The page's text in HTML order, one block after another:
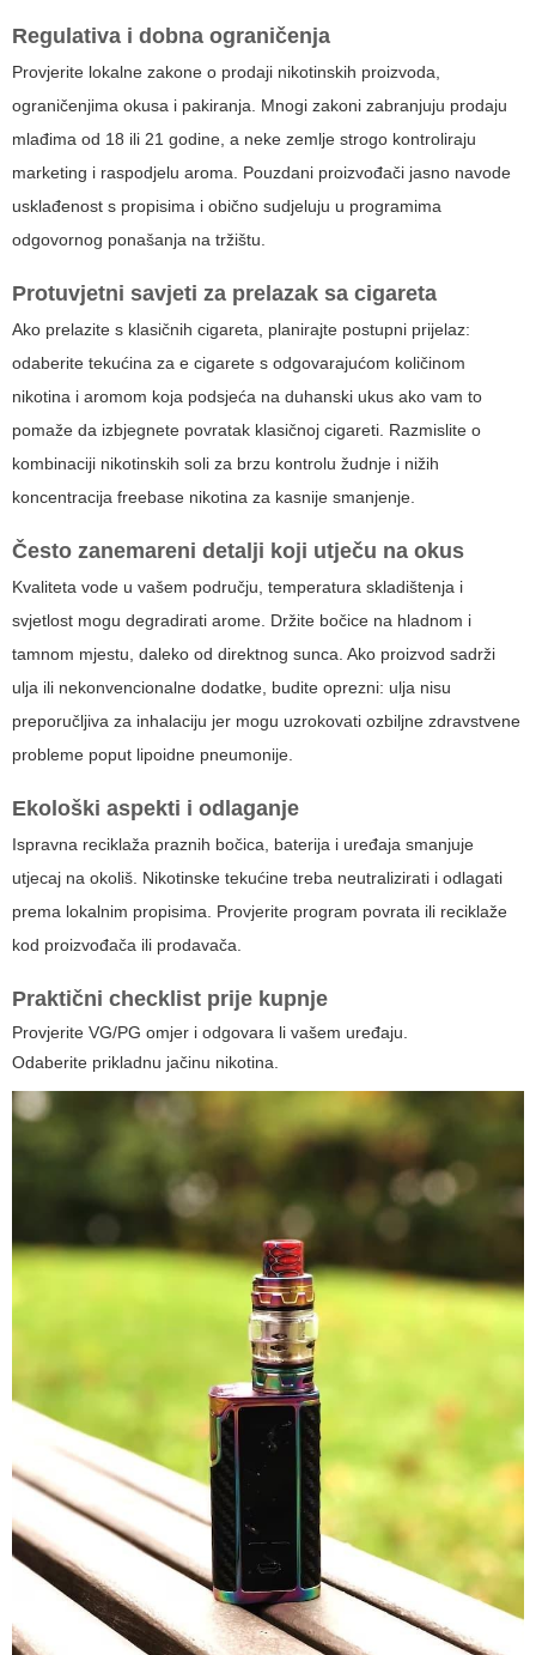
Regulativa i dobna ograničenja
Provjerite lokalne zakone o prodaji nikotinskih proizvoda,
ograničenjima okusa i pakiranja. Mnogi zakoni zabranjuju prodaju
mlađima od 18 ili 21 godine, a neke zemlje strogo kontroliraju
marketing i raspodjelu aroma. Pouzdani proizvođači jasno navode
usklađenost s propisima i obično sudjeluju u programima
odgovornog ponašanja na tržištu.
Protuvjetni savjeti za prelazak sa cigareta
Ako prelazite s klasičnih cigareta, planirajte postupni prijelaz:
odaberite tekućina za e cigarete s odgovarajućom količinom
nikotina i aromom koja podsjeća na duhanski ukus ako vam to
pomaže da izbjegnete povratak klasičnoj cigareti. Razmislite o
kombinaciji nikotinskih soli za brzu kontrolu žudnje i nižih
koncentracija freebase nikotina za kasnije smanjenje.
Često zanemareni detalji koji utječu na okus
Kvaliteta vode u vašem području, temperatura skladištenja i
svjetlost mogu degradirati arome. Držite bočice na hladnom i
tamnom mjestu, daleko od direktnog sunca. Ako proizvod sadrži
ulja ili nekonvencionalne dodatke, budite oprezni: ulja nisu
preporučljiva za inhalaciju jer mogu uzrokovati ozbiljne zdravstvene
probleme poput lipoidne pneumonije.
Ekološki aspekti i odlaganje
Ispravna reciklaža praznih bočica, baterija i uređaja smanjuje
utjecaj na okoliš. Nikotinske tekućine treba neutralizirati i odlagati
prema lokalnim propisima. Provjerite program povrata ili reciklaže
kod proizvođača ili prodavača.
Praktični checklist prije kupnje
Provjerite VG/PG omjer i odgovara li vašem uređaju.
Odaberite prikladnu jačinu nikotina.